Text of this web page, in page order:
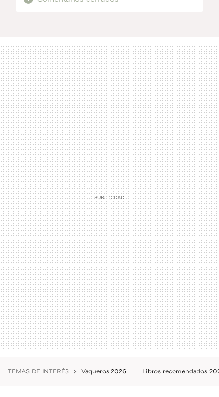
TEMAS DE INTERÉS Vaqueros 2026 Libros recomendados